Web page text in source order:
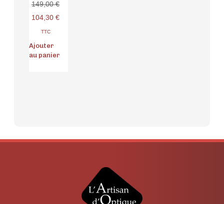
149,00€
104,30 €
TTC
Ajouter
au panier